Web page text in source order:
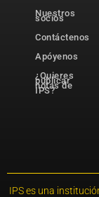
Nuestros
socios
Contáctenos
Apóyenos
¿Quieres
publicar
notas de
IPS?
IPS es una